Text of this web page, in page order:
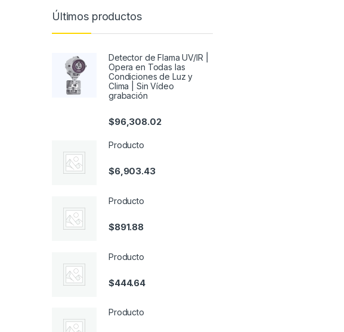
Últimos productos
Detector de Flama UV/IR |
Opera en Todas las
Condiciones de Luz y
Clima | Sin Vídeo
grabación
$96,308.02
Producto
$6,903.43
Producto
$891.88
Producto
$444.64
Producto